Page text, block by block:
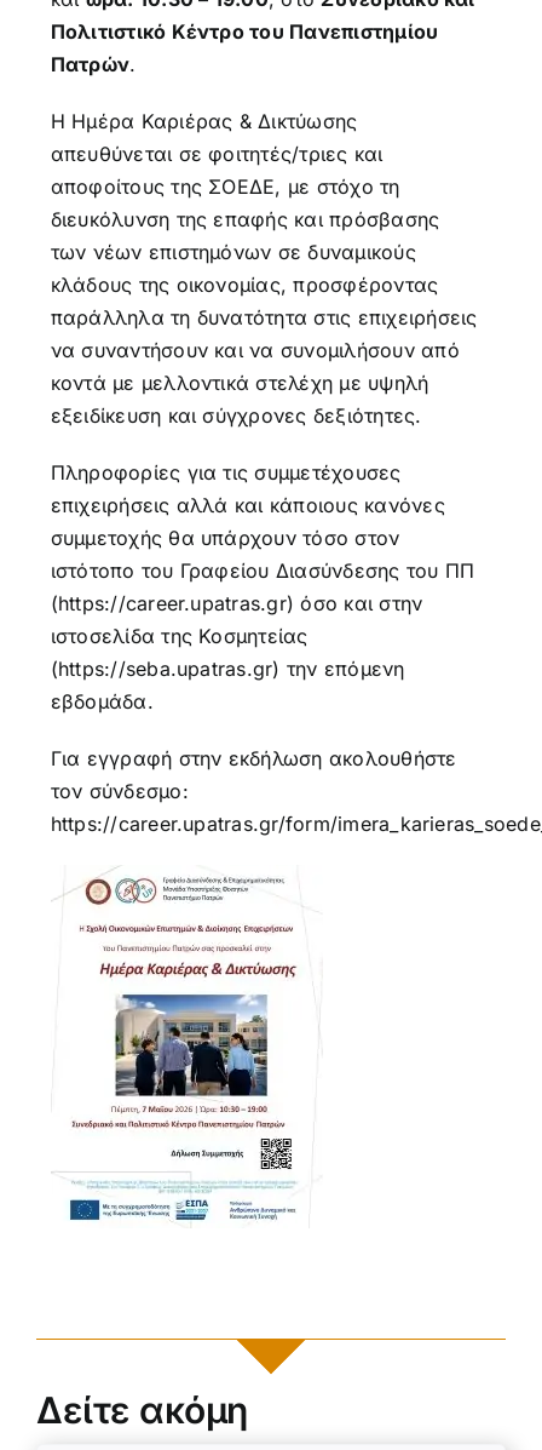
Πολιτιστικό Κέντρο του Πανεπιστημίου
Πατρών.
Η Ημέρα Καριέρας & Δικτύωσης
απευθύνεται σε φοιτητές/τριες και
αποφοίτους της ΣΟΕΔΕ, με στόχο τη
διευκόλυνση της επαφής και πρόσβασης
των νέων επιστημόνων σε δυναμικούς
κλάδους της οικονομίας, προσφέροντας
παράλληλα τη δυνατότητα στις επιχειρήσεις
να συναντήσουν και να συνομιλήσουν από
κοντά με μελλοντικά στελέχη με υψηλή
εξειδίκευση και σύγχρονες δεξιότητες.
Πληροφορίες για τις συμμετέχουσες
επιχειρήσεις αλλά και κάποιους κανόνες
συμμετοχής θα υπάρχουν τόσο στον
ιστότοπο του Γραφείου Διασύνδεσης του ΠΠ
(https://career.upatras.gr) όσο και στην
ιστοσελίδα της Κοσμητείας
(https://seba.upatras.gr) την επόμενη
εβδομάδα.
Για εγγραφή στην εκδήλωση ακολουθήστε
τον σύνδεσμο:
https://career.upatras.gr/form/
Δείτε ακόμη